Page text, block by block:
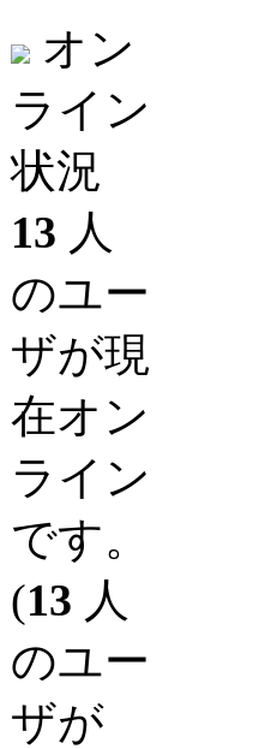
オン
ライン
状況
13 人
のユー
ザが現
在オン
ライン
です。
(13 人
のユー
ザが